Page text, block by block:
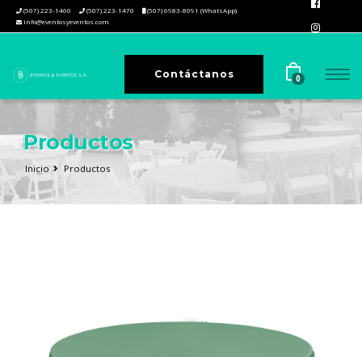
(507) 223-1460 (507) 223-1470
(507) 6983-8091 (WhatsApp)
info@eventosyeventos.com
Contáctanos 0
Productos
Inicio Productos